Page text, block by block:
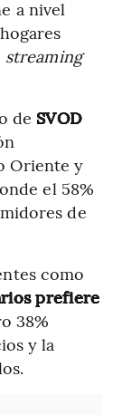
a nivel
streaming
de SVOD
Oriente y
el 58%
de
como
prefiere
38%
y la